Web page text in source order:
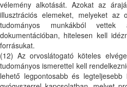
vélemény alkotását. Azokat az
illusztrációs elemeket, melyeket az
tudományos munkákból
dokumentációban, hitelesen kell
forrásukat.
(12) Az orvoslátogató köteles
tudományos ismerettel kell
lehető legpontosabb és